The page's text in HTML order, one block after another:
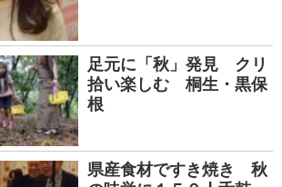
足元に「秋」発見 クリ
拾い楽しむ 桐生・黒保
根
県産食材ですき焼き 秋